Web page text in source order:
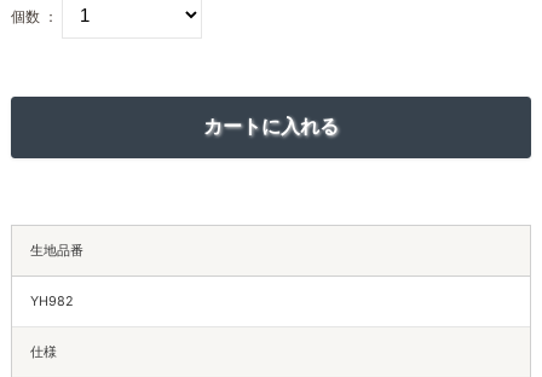
個数 ：
生地品番
YH982
仕様